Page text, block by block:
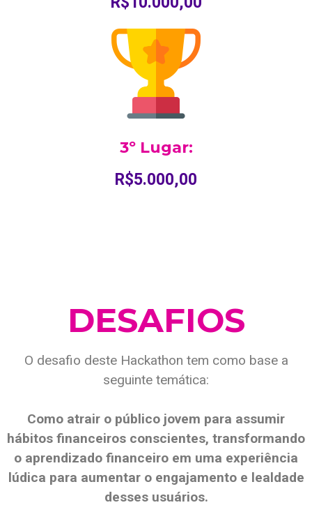
3º Lugar:
R$5.000,00
DESAFIOS
O desafio deste Hackathon tem como base a
seguinte temática:
Como atrair o público jovem para assumir
hábitos financeiros conscientes, transformando
o aprendizado financeiro em uma experiência
lúdica para aumentar o engajamento e lealdade
desses usuários.